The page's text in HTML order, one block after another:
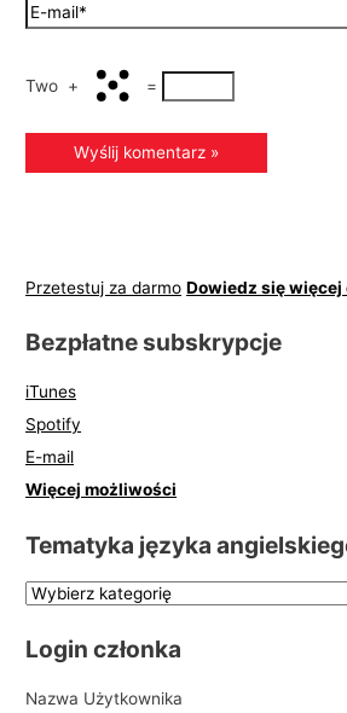
Two + =
Przetestuj za darmo Dowiedz się więcej
Bezpłatne subskrypcje
iTunes
Spotify
E-mail
Więcej możliwości
Tematyka języka
Login członka
Nazwa Użytkownika